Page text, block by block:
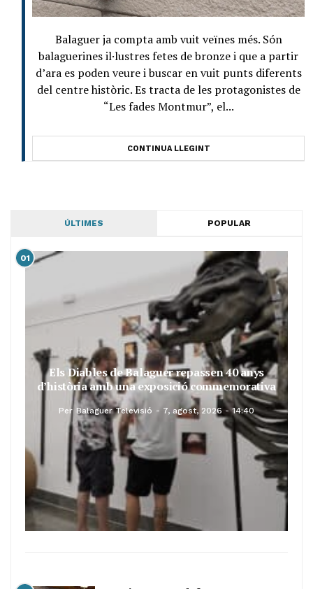
Balaguer ja compta amb vuit veïnes més. Són
balaguerines il·lustres fetes de bronze i que a partir
d’ara es poden veure i buscar en vuit punts diferents
del centre històric. Es tracta de les protagonistes de
“Les fades Montmur”, el...
CONTINUA LLEGINT
ÚLTIMES POPULAR
01
Els Diables de Balaguer repassen 40 anys
d’història amb una exposició commemorativa
Per Balaguer Televisió 7, agost, 2026 - 14:40